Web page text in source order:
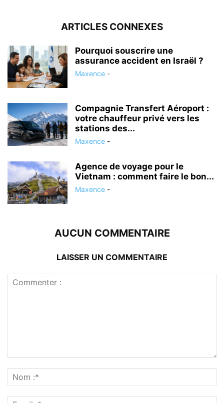
ARTICLES CONNEXES
Pourquoi souscrire une
assurance accident en Israël ?
Maxence -
Compagnie Transfert Aéroport :
votre chauffeur privé vers les
stations des...
Maxence -
Agence de voyage pour le
Vietnam : comment faire le bon...
Maxence -
AUCUN COMMENTAIRE
LAISSER UN COMMENTAIRE